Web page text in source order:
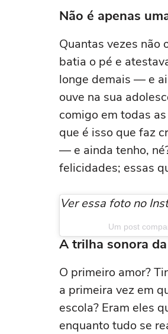
Não é apenas
Quantas vezes não
batia o pé e
longe demais — e
ouve na sua
comigo em todas
que é isso que faz
— e ainda tenho,
felicidades; essas
Ver essa foto no
Um post
A trilha sonora
O primeiro amor?
a primeira vez em
escola? Eram eles
enquanto tudo se